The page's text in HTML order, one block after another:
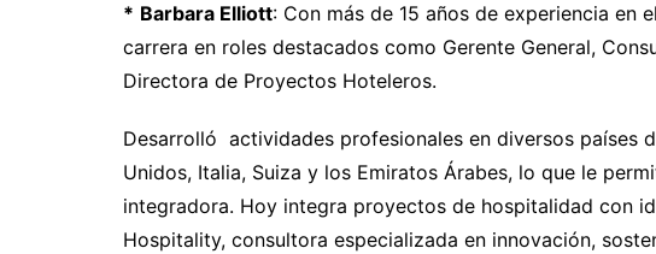
* Barbara Elliott: Con más de 15 años de experiencia en
carrera en roles destacados como Gerente General,
Directora de Proyectos Hoteleros.
Desarrolló actividades profesionales en diversos países
Unidos, Italia, Suiza y los Emiratos Árabes, lo que le
integradora. Hoy integra proyectos de hospitalidad con
Hospitality, consultora especializada en innovación,